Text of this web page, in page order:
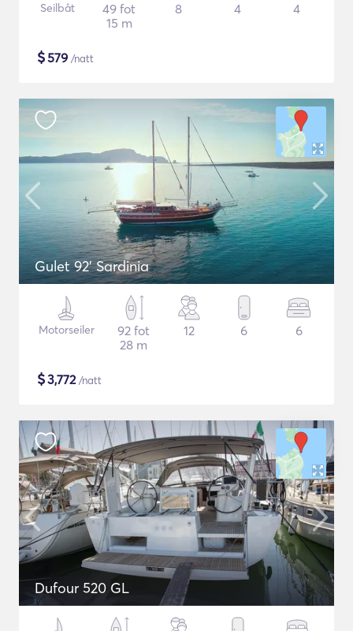
Seilbåt
49 fot
15 m
8 4 4
$579 /natt
Gulet 92' Sardinia
Motorseiler
92 fot
28 m
12 6 6
$3,772/natt
Dufour 520 GL